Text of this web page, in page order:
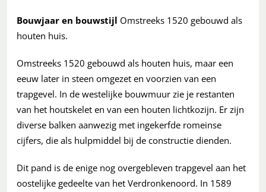
Bouwjaar en bouwstijl Omstreeks 1520 gebouwd als
houten huis.
Omstreeks 1520 gebouwd als houten huis, maar een
eeuw later in steen omgezet en voorzien van een
trapgevel. In de westelijke bouwmuur zie je restanten
van het houtskelet en van een houten lichtkozijn. Er zijn
diverse balken aanwezig met ingekerfde romeinse
cijfers, die als hulpmiddel bij de constructie dienden.
Dit pand is de enige nog overgebleven trapgevel aan het
oostelijke gedeelte van het Verdronkenoord. In 1589